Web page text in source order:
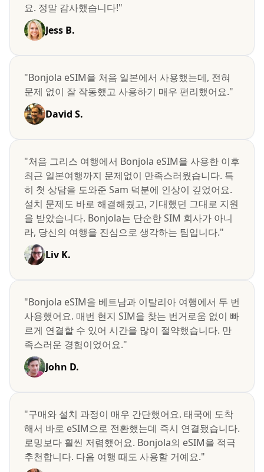
요. 정말 감사했습니다!"
Jess B.
"Bonjola eSIM을 처음 일본에서 사용했는데, 전혀
문제 없이 잘 작동했고 사용하기 매우 편리했어요."
David S.
"처음 그리스 여행에서 Bonjola eSIM을 사용한 이후
최근 일본여행까지 문제없이 만족스러웠습니다. 특
히 첫 상담을 도와준 Sam 덕분에 인상이 깊었어요.
설치 문제도 바로 해결해줬고, 기대했던 그대로 지원
을 받았습니다. Bonjola는 단순한 SIM 회사가 아니
라, 당신의 여행을 진심으로 생각하는 팀입니다."
Liv K.
"Bonjola eSIM을 베트남과 이탈리아 여행에서 두 번
사용했어요. 매번 현지 SIM을 찾는 번거로움 없이 빠
르게 연결할 수 있어 시간을 많이 절약했습니다. 만
족스러운 경험이었어요."
John D.
"구매와 설치 과정이 매우 간단했어요. 태국에 도착
해서 바로 eSIM으로 전환했는데 즉시 연결됐습니다.
로밍보다 훨씬 저렴했어요. Bonjola의 eSIM을 적극
추천합니다. 다음 여행 때도 사용할 거예요."